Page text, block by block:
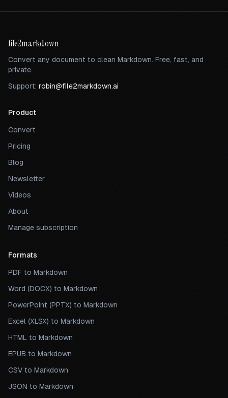
file2markdown
Convert any document to clean Markdown. Free, fast, and
private.
Support: robin@file2markdown.ai
Product
Convert
Pricing
Blog
Newsletter
Videos
About
Manage subscription
Formats
PDF to Markdown
Word (DOCX) to Markdown
PowerPoint (PPTX) to Markdown
Excel (XLSX) to Markdown
HTML to Markdown
EPUB to Markdown
CSV to Markdown
JSON to Markdown